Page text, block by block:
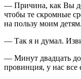
— Причина, как Вы
чтобы те скромные
на пользу моим детям.
— Так я и думал.
— Минут двадцать
провинция, у нас все